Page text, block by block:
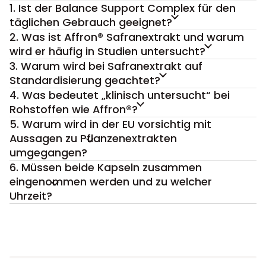
1. Ist der Balance Support Complex für den
täglichen Gebrauch geeignet?
2. Was ist Affron® Safranextrakt und warum
wird er häufig in Studien untersucht?
3. Warum wird bei Safranextrakt auf
Standardisierung geachtet?
4. Was bedeutet „klinisch untersucht“ bei
Rohstoffen wie Affron®?
5. Warum wird in der EU vorsichtig mit
Aussagen zu Pflanzenextrakten
umgegangen?
6. Müssen beide Kapseln zusammen
eingenommen werden und zu welcher
Uhrzeit?